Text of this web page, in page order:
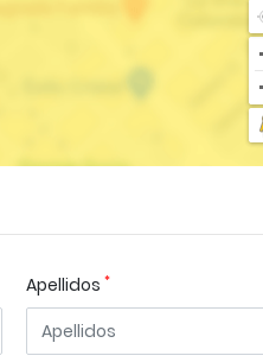
Apellidos *